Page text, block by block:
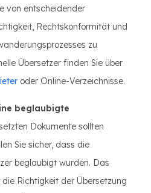
von entscheidender
Rechtskonformität und
zu
Übersetzer finden Sie über
oder Online-Verzeichnisse.
beglaubigte
Dokumente sollten
Sie sicher, dass die
beglaubigt wurden. Das
Richtigkeit der Übersetzung